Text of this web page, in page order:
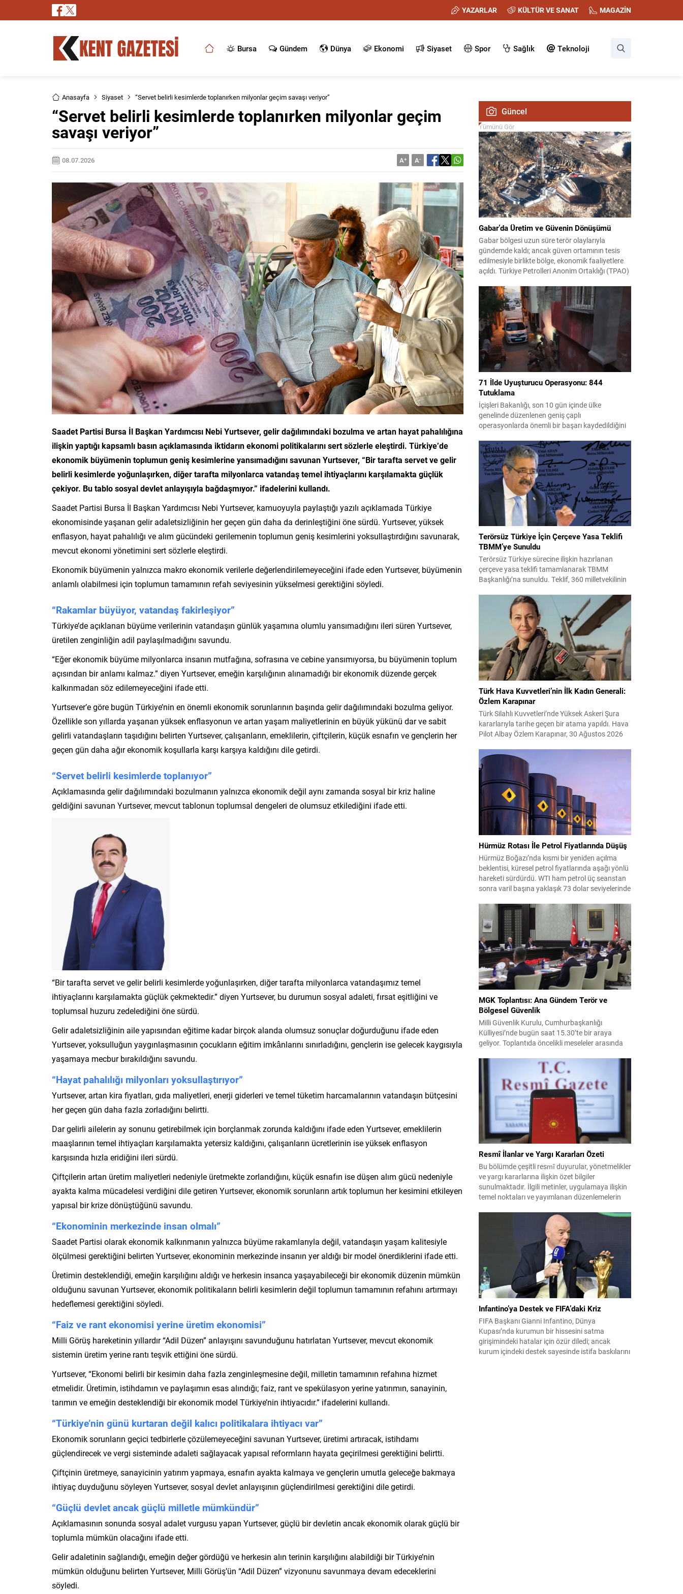
YAZARLAR KÜLTÜR VE SANAT MAGAZİN
Bursa Gündem Dünya Ekonomi Siyaset Spor Sağlık Teknoloji
Anasayfa Siyaset “Servet belirli kesimlerde toplanırken milyonlar geçim savaşı veriyor”
“Servet belirli kesimlerde toplanırken milyonlar geçim
savaşı veriyor”
08.07.2026 A+ A-
Saadet Partisi Bursa İl Başkan Yardımcısı Nebi Yurtsever, gelir dağılımındaki bozulma ve artan hayat pahalılığına
ilişkin yaptığı kapsamlı basın açıklamasında iktidarın ekonomi politikalarını sert sözlerle eleştirdi. Türkiye’de
ekonomik büyümenin toplumun geniş kesimlerine yansımadığını savunan Yurtsever, “Bir tarafta servet ve gelir
belirli kesimlerde yoğunlaşırken, diğer tarafta milyonlarca vatandaş temel ihtiyaçlarını karşılamakta güçlük
çekiyor. Bu tablo sosyal devlet anlayışıyla bağdaşmıyor.” ifadelerini kullandı.
Saadet Partisi Bursa İl Başkan Yardımcısı Nebi Yurtsever, kamuoyuyla paylaştığı yazılı açıklamada Türkiye
ekonomisinde yaşanan gelir adaletsizliğinin her geçen gün daha da derinleştiğini öne sürdü. Yurtsever, yüksek
enflasyon, hayat pahalılığı ve alım gücündeki gerilemenin toplumun geniş kesimlerini yoksullaştırdığını savunarak,
mevcut ekonomi yönetimini sert sözlerle eleştirdi.
Ekonomik büyümenin yalnızca makro ekonomik verilerle değerlendirilemeyeceğini ifade eden Yurtsever, büyümenin
anlamlı olabilmesi için toplumun tamamının refah seviyesinin yükselmesi gerektiğini söyledi.
“Rakamlar büyüyor, vatandaş fakirleşiyor”
Türkiye’de açıklanan büyüme verilerinin vatandaşın günlük yaşamına olumlu yansımadığını ileri süren Yurtsever,
üretilen zenginliğin adil paylaşılmadığını savundu.
“Eğer ekonomik büyüme milyonlarca insanın mutfağına, sofrasına ve cebine yansımıyorsa, bu büyümenin toplum
açısından bir anlamı kalmaz.” diyen Yurtsever, emeğin karşılığının alınamadığı bir ekonomik düzende gerçek
kalkınmadan söz edilemeyeceğini ifade etti.
Yurtsever’e göre bugün Türkiye’nin en önemli ekonomik sorunlarının başında gelir dağılımındaki bozulma geliyor.
Özellikle son yıllarda yaşanan yüksek enflasyonun ve artan yaşam maliyetlerinin en büyük yükünü dar ve sabit
gelirli vatandaşların taşıdığını belirten Yurtsever, çalışanların, emeklilerin, çiftçilerin, küçük esnafın ve gençlerin her
geçen gün daha ağır ekonomik koşullarla karşı karşıya kaldığını dile getirdi.
“Servet belirli kesimlerde toplanıyor”
Açıklamasında gelir dağılımındaki bozulmanın yalnızca ekonomik değil aynı zamanda sosyal bir kriz haline
geldiğini savunan Yurtsever, mevcut tablonun toplumsal dengeleri de olumsuz etkilediğini ifade etti.
“Bir tarafta servet ve gelir belirli kesimlerde yoğunlaşırken, diğer tarafta milyonlarca vatandaşımız temel
ihtiyaçlarını karşılamakta güçlük çekmektedir.” diyen Yurtsever, bu durumun sosyal adaleti, fırsat eşitliğini ve
toplumsal huzuru zedelediğini öne sürdü.
Gelir adaletsizliğinin aile yapısından eğitime kadar birçok alanda olumsuz sonuçlar doğurduğunu ifade eden
Yurtsever, yoksulluğun yaygınlaşmasının çocukların eğitim imkânlarını sınırladığını, gençlerin ise gelecek kaygısıyla
yaşamaya mecbur bırakıldığını savundu.
“Hayat pahalılığı milyonları yoksullaştırıyor”
Yurtsever, artan kira fiyatları, gıda maliyetleri, enerji giderleri ve temel tüketim harcamalarının vatandaşın bütçesini
her geçen gün daha fazla zorladığını belirtti.
Dar gelirli ailelerin ay sonunu getirebilmek için borçlanmak zorunda kaldığını ifade eden Yurtsever, emeklilerin
maaşlarının temel ihtiyaçları karşılamakta yetersiz kaldığını, çalışanların ücretlerinin ise yüksek enflasyon
karşısında hızla eridiğini ileri sürdü.
Çiftçilerin artan üretim maliyetleri nedeniyle üretmekte zorlandığını, küçük esnafın ise düşen alım gücü nedeniyle
ayakta kalma mücadelesi verdiğini dile getiren Yurtsever, ekonomik sorunların artık toplumun her kesimini etkileyen
yapısal bir krize dönüştüğünü savundu.
“Ekonominin merkezinde insan olmalı”
Saadet Partisi olarak ekonomik kalkınmanın yalnızca büyüme rakamlarıyla değil, vatandaşın yaşam kalitesiyle
ölçülmesi gerektiğini belirten Yurtsever, ekonominin merkezinde insanın yer aldığı bir model önerdiklerini ifade etti.
Üretimin desteklendiği, emeğin karşılığını aldığı ve herkesin insanca yaşayabileceği bir ekonomik düzenin mümkün
olduğunu savunan Yurtsever, ekonomik politikaların belirli kesimlerin değil toplumun tamamının refahını artırmayı
hedeflemesi gerektiğini söyledi.
“Faiz ve rant ekonomisi yerine üretim ekonomisi”
Milli Görüş hareketinin yıllardır “Adil Düzen” anlayışını savunduğunu hatırlatan Yurtsever, mevcut ekonomik
sistemin üretim yerine rantı teşvik ettiğini öne sürdü.
Yurtsever, “Ekonomi belirli bir kesimin daha fazla zenginleşmesine değil, milletin tamamının refahına hizmet
etmelidir. Üretimin, istihdamın ve paylaşımın esas alındığı; faiz, rant ve spekülasyon yerine yatırımın, sanayinin,
tarımın ve emeğin desteklendiği bir ekonomik model Türkiye’nin ihtiyacıdır.” ifadelerini kullandı.
“Türkiye’nin günü kurtaran değil kalıcı politikalara ihtiyacı var”
Ekonomik sorunların geçici tedbirlerle çözülemeyeceğini savunan Yurtsever, üretimi artıracak, istihdamı
güçlendirecek ve vergi sisteminde adaleti sağlayacak yapısal reformların hayata geçirilmesi gerektiğini belirtti.
Çiftçinin üretmeye, sanayicinin yatırım yapmaya, esnafın ayakta kalmaya ve gençlerin umutla geleceğe bakmaya
ihtiyaç duyduğunu söyleyen Yurtsever, sosyal devlet anlayışının güçlendirilmesi gerektiğini dile getirdi.
“Güçlü devlet ancak güçlü milletle mümkündür”
Açıklamasının sonunda sosyal adalet vurgusu yapan Yurtsever, güçlü bir devletin ancak ekonomik olarak güçlü bir
toplumla mümkün olacağını ifade etti.
Gelir adaletinin sağlandığı, emeğin değer gördüğü ve herkesin alın terinin karşılığını alabildiği bir Türkiye’nin
mümkün olduğunu belirten Yurtsever, Milli Görüş’ün “Adil Düzen” vizyonunu savunmaya devam edeceklerini
söyledi.
Güncel
Tümünü Gör
Gabar’da Üretim ve Güvenin Dönüşümü
Gabar bölgesi uzun süre terör olaylarıyla
gündemde kaldı; ancak güven ortamının tesis
edilmesiyle birlikte bölge, ekonomik faaliyetlere
açıldı. Türkiye Petrolleri Anonim Ortaklığı (TPAO)
yürüterek saha potansiyelini değerlendirdi. 2021
yılında Şırnak Gabar’da yapılan çalışmalar
neticesinde Cumhuriyet tarihinin en büyük petrol
keşfi gerçekleştirildi ve üretime alınan...
71 İlde Uyuşturucu Operasyonu: 844
Tutuklama
İçişleri Bakanlığı, son 10 gün içinde ülke
genelinde düzenlenen geniş çaplı
operasyonlarda önemli bir başarı kaydedildiğini
madde ele geçirilirken, yüzlerce şüpheli gözaltına
alındı. Emniyet Genel Müdürlüğü Narkotik
Suçlarla Mücadele Başkanlığı ile Cumhuriyet
Başsavcılıkları koordinasyonunda yürütülen
çalışmalarda, 71 ilde uyuşturucu ticareti
yapanlara yönelik eş zamanlı müdahaleler...
Terörsüz Türkiye İçin Çerçeve Yasa Teklifi
TBMM’ye Sunuldu
Terörsüz Türkiye sürecine ilişkin hazırlanan
çerçeve yasa teklifi tamamlanarak TBMM
Başkanlığı’na sunuldu. Teklif, 360 milletvekilinin
CHP ile Yeni Yol grubundan milletvekillerinin
desteğiyle hazırlandı. Çerçeve düzenleme kısa
süre içinde Adalet Komisyonu’nda görüşülecek
ve Genel Kurul gündemine alınması bekleniyor.
Teklifin TBMM’de ele alınmasıyla süreçte...
Türk Hava Kuvvetleri’nin İlk Kadın Generali:
Özlem Karapınar
Türk Silahlı Kuvvetleri’nde Yüksek Askeri Şura
kararlarıyla tarihe geçen bir atama yapıldı. Hava
Pilot Albay Özlem Karapınar, 30 Ağustos 2026
Hava Kuvvetleri’nde general rütbesine erişen ilk
kadın subay oldu. Bu terfi, kadınların askeri
komuta kademelerindeki temsiliyetinin
güçlenmesi açısından önemli bir işaret niteliği
taşıyor. YAŞ toplantısında...
Hürmüz Rotası İle Petrol Fiyatlarında Düşüş
Hürmüz Boğazı’nda kısmi bir yeniden açılma
beklentisi, küresel petrol fiyatlarında aşağı yönlü
hareketi sürdürdü. WTI ham petrol üç seanstan
sonra varil başına yaklaşık 73 dolar seviyelerinde
Brent petrol ise yaklaşık 78 dolar civarındaydı.
İran ile Umman arasında varılan ve Hürmüz
üzerinden alternatif bir nakliye...
MGK Toplantısı: Ana Gündem Terör ve
Bölgesel Güvenlik
Milli Güvenlik Kurulu, Cumhurbaşkanlığı
Külliyesi’nde bugün saat 15.30’te bir araya
geliyor. Toplantıda öncelikli meseleler arasında
alıyor. Meclis’e sunulan Terörsüz Türkiye Kanun
Teklifi çerçevesinde, örgütün silah bırakma
sürecinin mevcut durumu ve istihbarat raporları
detaylı şekilde değerlendirilecek. Ayrıca,
yürütülen operasyonlar ve koordinasyon
mekanizmaları masada olacak....
Resmî İlanlar ve Yargı Kararları Özeti
Bu bölümde çeşitli resmî duyurular, yönetmelikler
ve yargı kararlarına ilişkin özet bilgiler
sunulmaktadır. İlgili metinler, uygulamaya ilişkin
temel noktaları ve yayımlanan düzenlemelerin
kategorilerdeki kararların ve ilânların kolay
okunur biçimde düzenlenmiş hâlidir. Önemli
başlıklar kalın ve altı çizili şekilde vurgulanmıştır;
böylece dikkat çeken maddeler çabuk...
Infantino’ya Destek ve FIFA’daki Kriz
FIFA Başkanı Gianni Infantino, Dünya
Kupası’nda kurumun bir hissesini satma
girişimindeki hatalar için özür diledi; ancak
kurum içindeki destek sayesinde istifa baskılarını